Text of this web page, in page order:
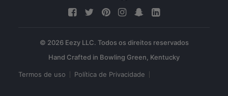
© 2026 Eezy LLC. Todos os direitos reservados
Termos de uso Política de Privacidade